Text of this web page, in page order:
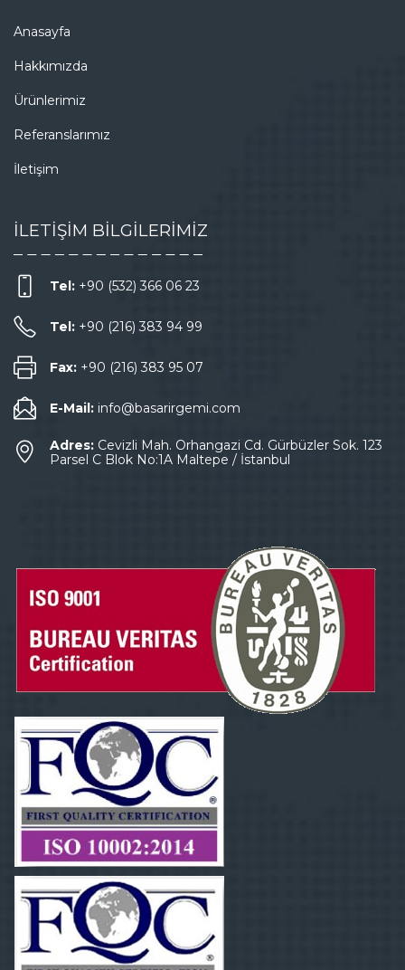
Anasayfa
Hakkımızda
Ürünlerimiz
Referanslarımız
İletişim
İLETİŞİM BİLGİLERİMİZ
Tel: +90 (532) 366 06 23
Tel: +90 (216) 383 94 99
Fax: +90 (216) 383 95 07
E-Mail: info@basarirgemi.com
Adres: Cevizli Mah. Orhangazi Cd. Gürbüzler Sok. 123
Parsel C Blok No:1A Maltepe / İstanbul